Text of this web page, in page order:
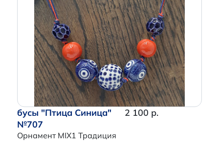
бусы "Птица Синица"
№707
Орнамент MIX1 Традиция
2 100 р.